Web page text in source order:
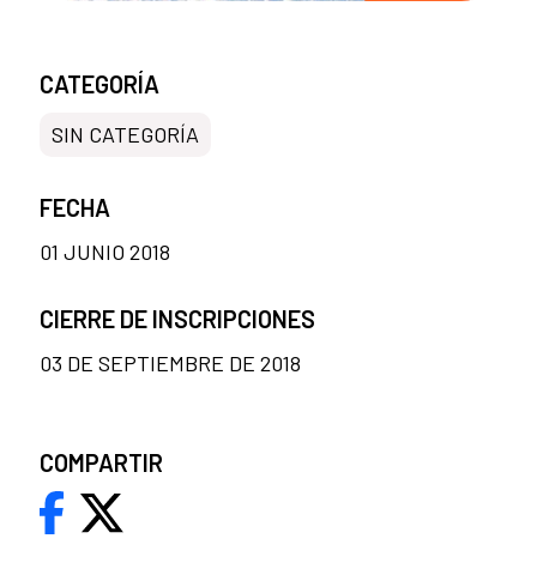
CATEGORÍA
SIN CATEGORÍA
FECHA
01 JUNIO 2018
CIERRE DE INSCRIPCIONES
03 DE SEPTIEMBRE DE 2018
COMPARTIR